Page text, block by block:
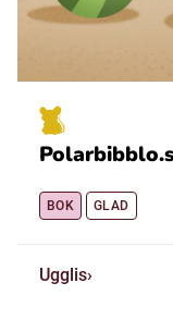
BOK GLAD
Ugglis